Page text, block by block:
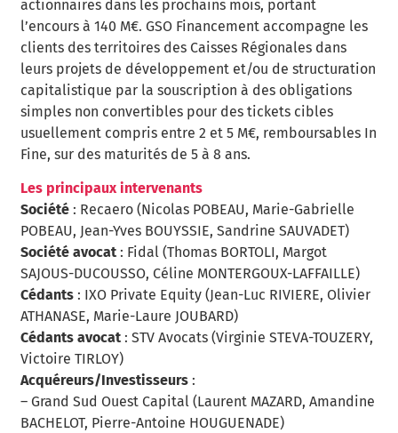
actionnaires dans les prochains mois, portant
l’encours à 140 M€. GSO Financement accompagne les
clients des territoires des Caisses Régionales dans
leurs projets de développement et/ou de structuration
capitalistique par la souscription à des obligations
simples non convertibles pour des tickets cibles
usuellement compris entre 2 et 5 M€, remboursables In
Fine, sur des maturités de 5 à 8 ans.
Les principaux intervenants
Société : Recaero (Nicolas POBEAU, Marie-Gabrielle
POBEAU, Jean-Yves BOUYSSIE, Sandrine SAUVADET)
Société avocat : Fidal (Thomas BORTOLI, Margot
SAJOUS-DUCOUSSO, Céline MONTERGOUX-LAFFAILLE)
Cédants : IXO Private Equity (Jean-Luc RIVIERE, Olivier
ATHANASE, Marie-Laure JOUBARD)
Cédants avocat : STV Avocats (Virginie STEVA-TOUZERY,
Victoire TIRLOY)
Acquéreurs/Investisseurs :
– Grand Sud Ouest Capital (Laurent MAZARD, Amandine
BACHELOT, Pierre-Antoine HOUGUENADE)